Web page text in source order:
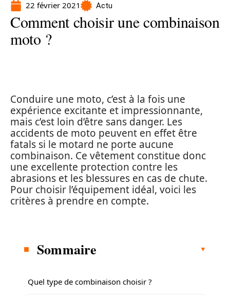
22 février 2021 Actu
Comment choisir une combinaison
moto ?
Conduire une moto, c’est à la fois une
expérience excitante et impressionnante,
mais c’est loin d’être sans danger. Les
accidents de moto peuvent en effet être
fatals si le motard ne porte aucune
combinaison. Ce vêtement constitue donc
une excellente protection contre les
abrasions et les blessures en cas de chute.
Pour choisir l’équipement idéal, voici les
critères à prendre en compte.
Sommaire
Quel type de combinaison choisir ?